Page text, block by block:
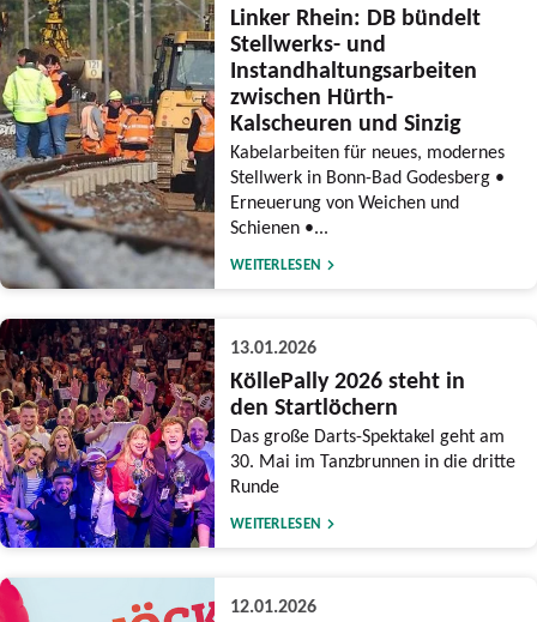
Linker Rhein: DB bündelt
Stellwerks- und
Instandhaltungsarbeiten
zwischen Hürth-
Kalscheuren und Sinzig
Kabelarbeiten für neues, modernes
Stellwerk in Bonn-Bad Godesberg •
Erneuerung von Weichen und
Schienen •...
WEITERLESEN
13.01.2026
KöllePally 2026 steht in
den Startlöchern
Das große Darts-Spektakel geht am
30. Mai im Tanzbrunnen in die dritte
Runde
WEITERLESEN
12.01.2026